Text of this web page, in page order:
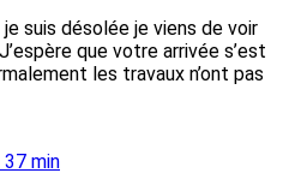
suis désolée je viens de voir
que votre arrivée s’est
les travaux n’ont pas
min